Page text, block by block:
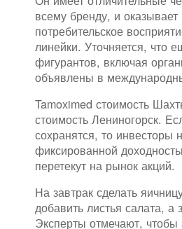
всему бренду, и
потребительское
линейки. Уточняется, что
фигурантов, включая
объявлены в
Tamoximed стоимость
стоимость Лениногорск.
сохранятся, то инвесторы
фиксированной
перетекут на рынок акций.
На завтрак сделать
добавить листья салата, а
Эксперты отмечают, чтобы